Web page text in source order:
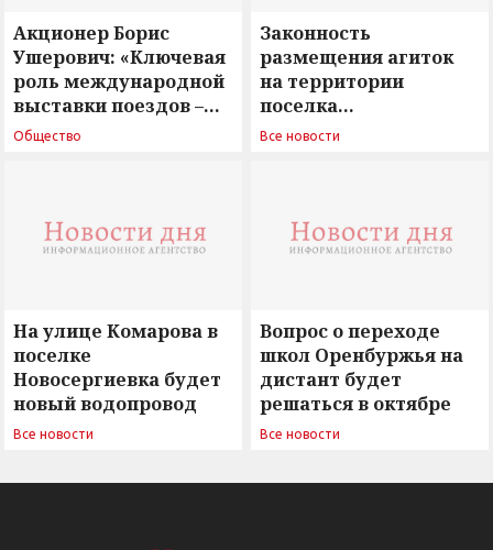
Акционер Борис
Ушерович: «Ключевая
роль международной
выставки поездов –
поиск ответов на
Общество
Законность
размещения агиток
на территории
поселка
Новосергиевка
Все новости
На улице Комарова в
поселке
Новосергиевка будет
новый водопровод
Все новости
Вопрос о переходе
школ Оренбуржья на
дистант будет
решаться в октябре
Все новости